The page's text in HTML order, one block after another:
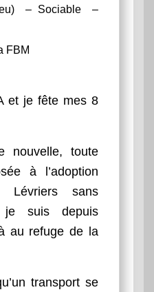
– Sociable –
FBM
et je fête mes 8
nouvelle, toute
à l’adoption
sans
je suis depuis
au refuge de la
transport se